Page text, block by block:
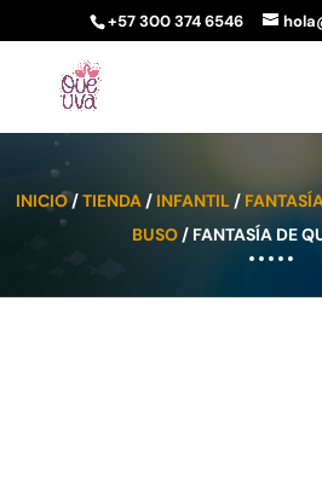
+57 300 374 6546
INICIO/TIENDA / INFANTIL /
BUSO/ FANTASÍA DE